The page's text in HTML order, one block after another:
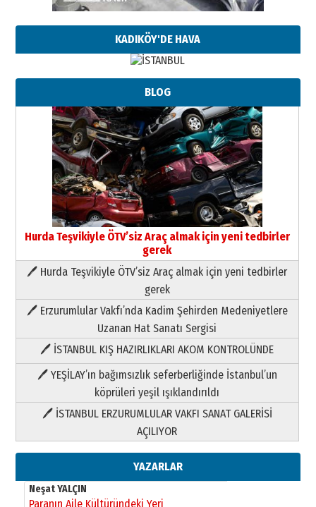
KADIKÖY'DE HAVA
BLOG
Hurda Teşvikiyle ÖTV’siz Araç almak için yeni tedbirler
gerek
🖊 Hurda Teşvikiyle ÖTV’siz Araç almak için yeni tedbirler
gerek
🖊 Erzurumlular Vakfı’nda Kadim Şehirden Medeniyetlere
Uzanan Hat Sanatı Sergisi
🖊 İSTANBUL KIŞ HAZIRLIKLARI AKOM KONTROLÜNDE
🖊 YEŞİLAY’ın bağımsızlık seferberliğinde İstanbul’un
köprüleri yeşil ışıklandırıldı
🖊 İSTANBUL ERZURUMLULAR VAKFI SANAT GALERİSİ
AÇILIYOR
YAZARLAR
Paranın Aile Kültüründeki Yeri
03 Ağustos 2026 Pazartesi
Yıldırım Gündoğdu
HAVVA’NIN ÜÇ KIZI
09 Temmuz 2026 Perşembe
Yusuf POLAT
Şampiyonluk Sebahattin Şirin’e
11 Mayıs 2026 Pazartesi
Neşat YALÇIN
Paranın Aile Kültüründeki Yeri